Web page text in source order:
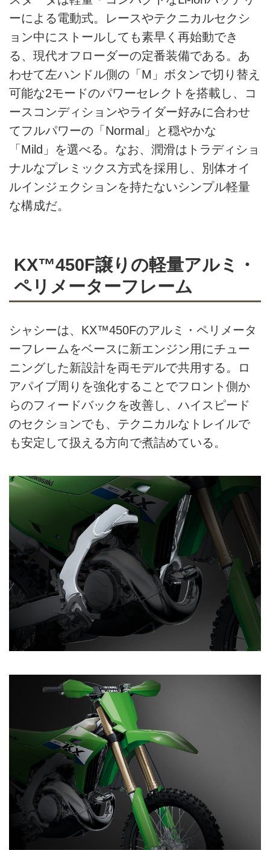
ーによる電動式。レースやテクニカルセクシ
ョン中にストールしても素早く再始動でき
る、現代オフローダーの定番装備である。あ
わせて左ハンドル側の「M」ボタンで切り替え
可能な2モードのパワーセレクトを搭載し、コ
ースコンディションやライダー好みに合わせ
てフルパワーの「Normal」と穏やかな
「Mild」を選べる。なお、潤滑はトラディショ
ナルなプレミックス方式を採用し、別体オイ
ルインジェクションを持たないシンプル軽量
な構成だ。
KX™450F譲りの軽量アルミ・
ペリメーターフレーム
シャシーは、KX™450Fのアルミ・ペリメータ
ーフレームをベースに新エンジン用にチュー
ニングした新設計を両モデルで共用する。ロ
アパイプ周りを強化することでフロント側か
らのフィードバックを改善し、ハイスピード
のセクションでも、テクニカルなトレイルで
も安定して扱える方向で煮詰めている。